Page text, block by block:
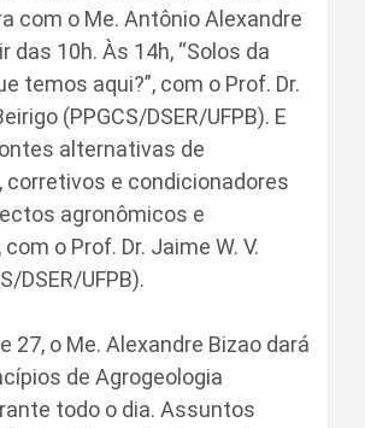
com o Me. Antônio Alexandre
das 10h. Às 14h, “Solos da
temos aqui?”, com o Prof. Dr.
(PPGCS/DSER/UFPB). E
alternativas de
e condicionadores
agronômicos e
o Prof. Dr. Jaime W. V.
DSER/UFPB).
27, o Me. Alexandre Bizao dará
de Agrogeologia
todo o dia. Assuntos